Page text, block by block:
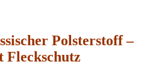
Polsterstoff –
Fleckschutz